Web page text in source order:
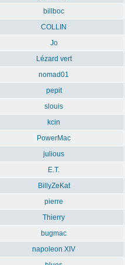
billboc
COLLIN
Jo
Lézard vert
nomad01
pepit
slouis
kcin
PowerMac
julious
E.T.
BillyZeKat
pierre
Thierry
bugmac
napoleon XIV